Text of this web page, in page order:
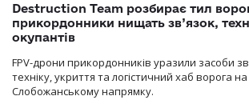
Destruction Team розбирає тил
прикордонники нищать зв’язок,
окупантів
FPV-дрони прикордонників уразили засоби
техніку, укриття та логістичний хаб ворога
Слобожанському напрямку.